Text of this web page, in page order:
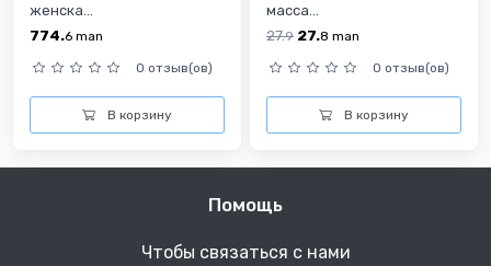
женска...
774.6 man
0 отзыв(ов)
В корзину
масса...
27.9 27.8 man
0 отзыв(ов)
В корзину
Помощь
Чтобы связаться с нами